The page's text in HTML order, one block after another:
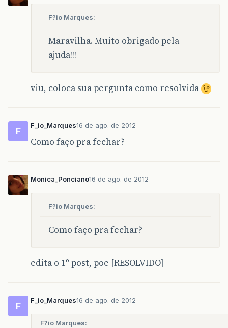
F?io Marques:
Maravilha. Muito obrigado pela
ajuda!!!
viu, coloca sua pergunta como resolvida
F
F_io_Marques16 de ago. de 2012
Como faço pra fechar?
Monica_Ponciano16 de ago. de 2012
F?io Marques:
Como faço pra fechar?
edita o 1º post, poe [RESOLVIDO]
F
F_io_Marques16 de ago. de 2012
F?io Marques: